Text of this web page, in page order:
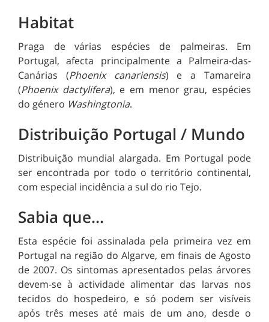
Habitat
Praga de várias espécies de palmeiras. Em
Portugal, afecta principalmente a Palmeira-das-
Canárias (Phoenix canariensis) e a Tamareira
(Phoenix dactylifera), e em menor grau, espécies
do género Washingtonia.
Distribuição Portugal / Mundo
Distribuição mundial alargada. Em Portugal pode
ser encontrada por todo o território continental,
com especial incidência a sul do rio Tejo.
Sabia que...
Esta espécie foi assinalada pela primeira vez em
Portugal na região do Algarve, em finais de Agosto
de 2007. Os sintomas apresentados pelas árvores
devem-se à actividade alimentar das larvas nos
tecidos do hospedeiro, e só podem ser visíveis
após três meses até mais de um ano, desde o